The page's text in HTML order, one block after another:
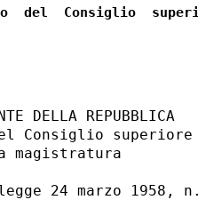
del  Consiglio
DELLA REPUBBLICA
Consiglio superiore
magistratura
24 marzo 1958,